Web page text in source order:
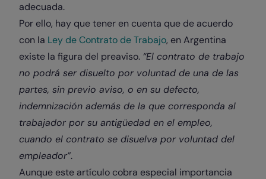
adecuada.
Por ello, hay que tener en cuenta que de acuerdo
con la Ley de Contrato de Trabajo, en Argentina
existe la figura del preaviso. “El contrato de trabajo
no podrá ser disuelto por voluntad de una de las
partes, sin previo aviso, o en su defecto,
indemnización además de la que corresponda al
trabajador por su antigüedad en el empleo,
cuando el contrato se disuelva por voluntad del
empleador”.
Aunque este artículo cobra especial importancia